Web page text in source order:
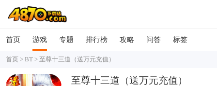
首页 游戏 专题 排行榜 攻略 问答 标签
首页 > BT > 至尊十三道（送万元充值）
至尊十三道（送万元充值）